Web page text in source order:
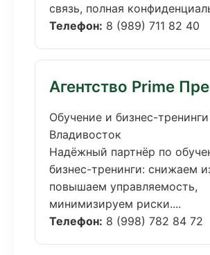
связь, полная
Телефон: 8 (989) 711 82 40
Агентство Prime
Обучение и бизнес-
Владивосток
Надёжный партнёр по
бизнес-тренинги: снижаем
повышаем управляемость,
минимизируем риски....
Телефон: 8 (998) 782 84 72